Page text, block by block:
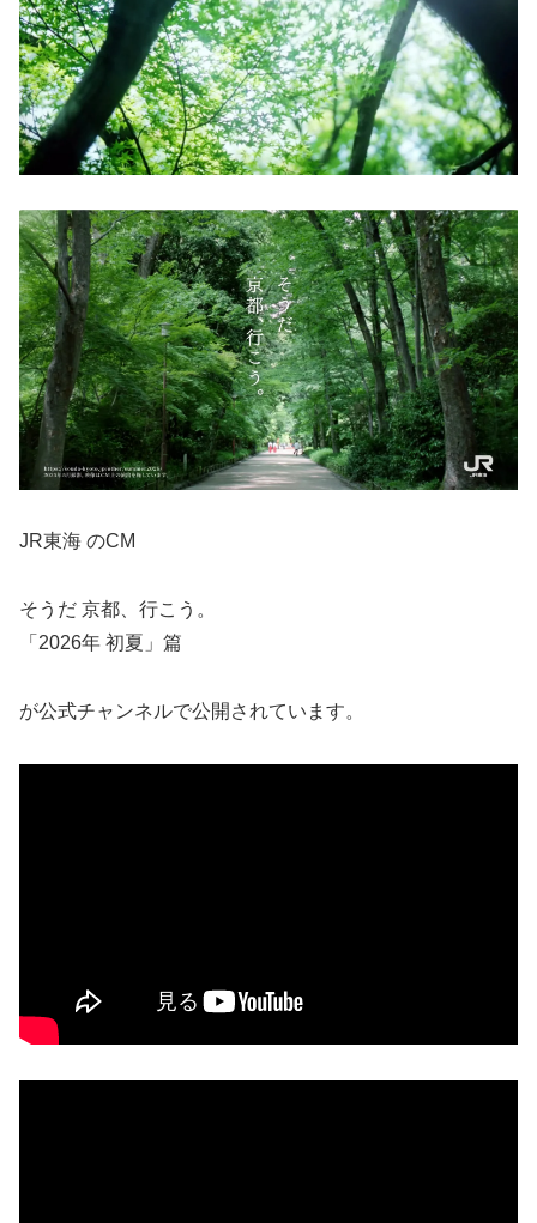
JR東海 のCM
そうだ 京都、行こう。
「2026年 初夏」篇
が公式チャンネルで公開されています。